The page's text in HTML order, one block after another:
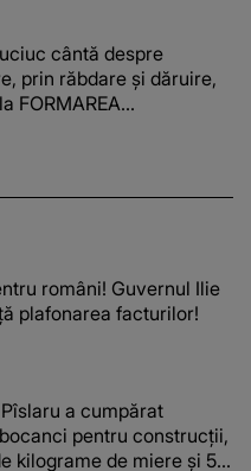
în Italia și ascunsă în
Îmi pare rău că nu am
mult pentru ea și..."
cântă despre
prin răbdare și dăruire,
FORMAREA
trecerea anilor: "De
români! Guvernul Ilie
plafonarea facturilor!
a cumpărat
pentru construcții,
kilograme de miere și 50